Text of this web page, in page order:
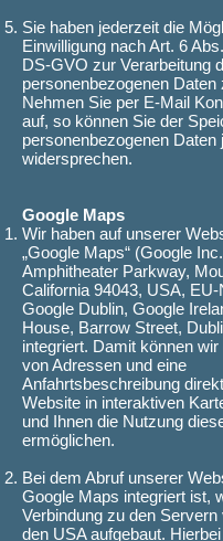
Sie haben jederzeit die
Einwilligung nach Art. 6
DS-GVO zur Verarbeitung
personenbezogenen Daten
Nehmen Sie per E-Mail
auf, so können Sie der
personenbezogenen Daten
widersprechen.
Google Maps
Wir haben auf unserer
„Google Maps“ (Google
Amphitheater Parkway,
California 94043, USA,
Google Dublin, Google
House, Barrow Street,
integriert. Damit können
von Adressen und eine
Anfahrtsbeschreibung
Website in interaktiven
und Ihnen die Nutzung
ermöglichen.
Bei dem Abruf unserer
Google Maps integriert ist,
Verbindung zu den Servern
den USA aufgebaut.